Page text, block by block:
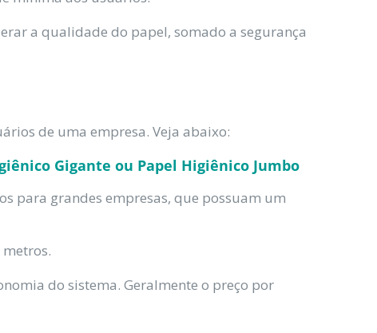
a qualidade do papel, somado a segurança
de uma empresa. Veja abaixo:
Gigante ou Papel Higiênico Jumbo
para grandes empresas, que possuam um
do sistema. Geralmente o preço por